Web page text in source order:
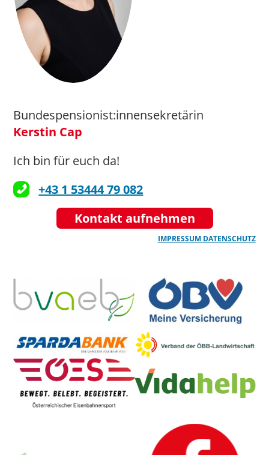
Bundespensionist:innensekretärin
Kerstin Cap
Ich bin für euch da!
+43 1 53444 79 082
Kontakt aufnehmen
IMPRESSUM DATENSCHUTZ